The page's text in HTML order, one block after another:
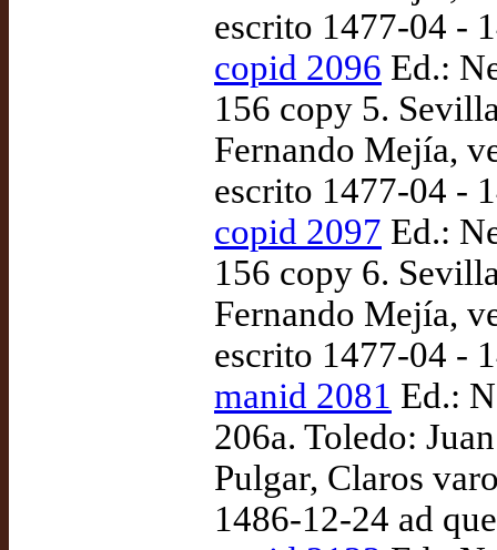
escrito 1477-04 -
copid 2096 Ed.:
156 copy 5.
Fernando Mejía,
escrito 1477-04 -
copid 2097 Ed.:
156 copy 6.
Fernando Mejía,
escrito 1477-04 -
manid 2081 Ed.:
206a. Toledo:
Pulgar, Claros
1486-12-24 ad